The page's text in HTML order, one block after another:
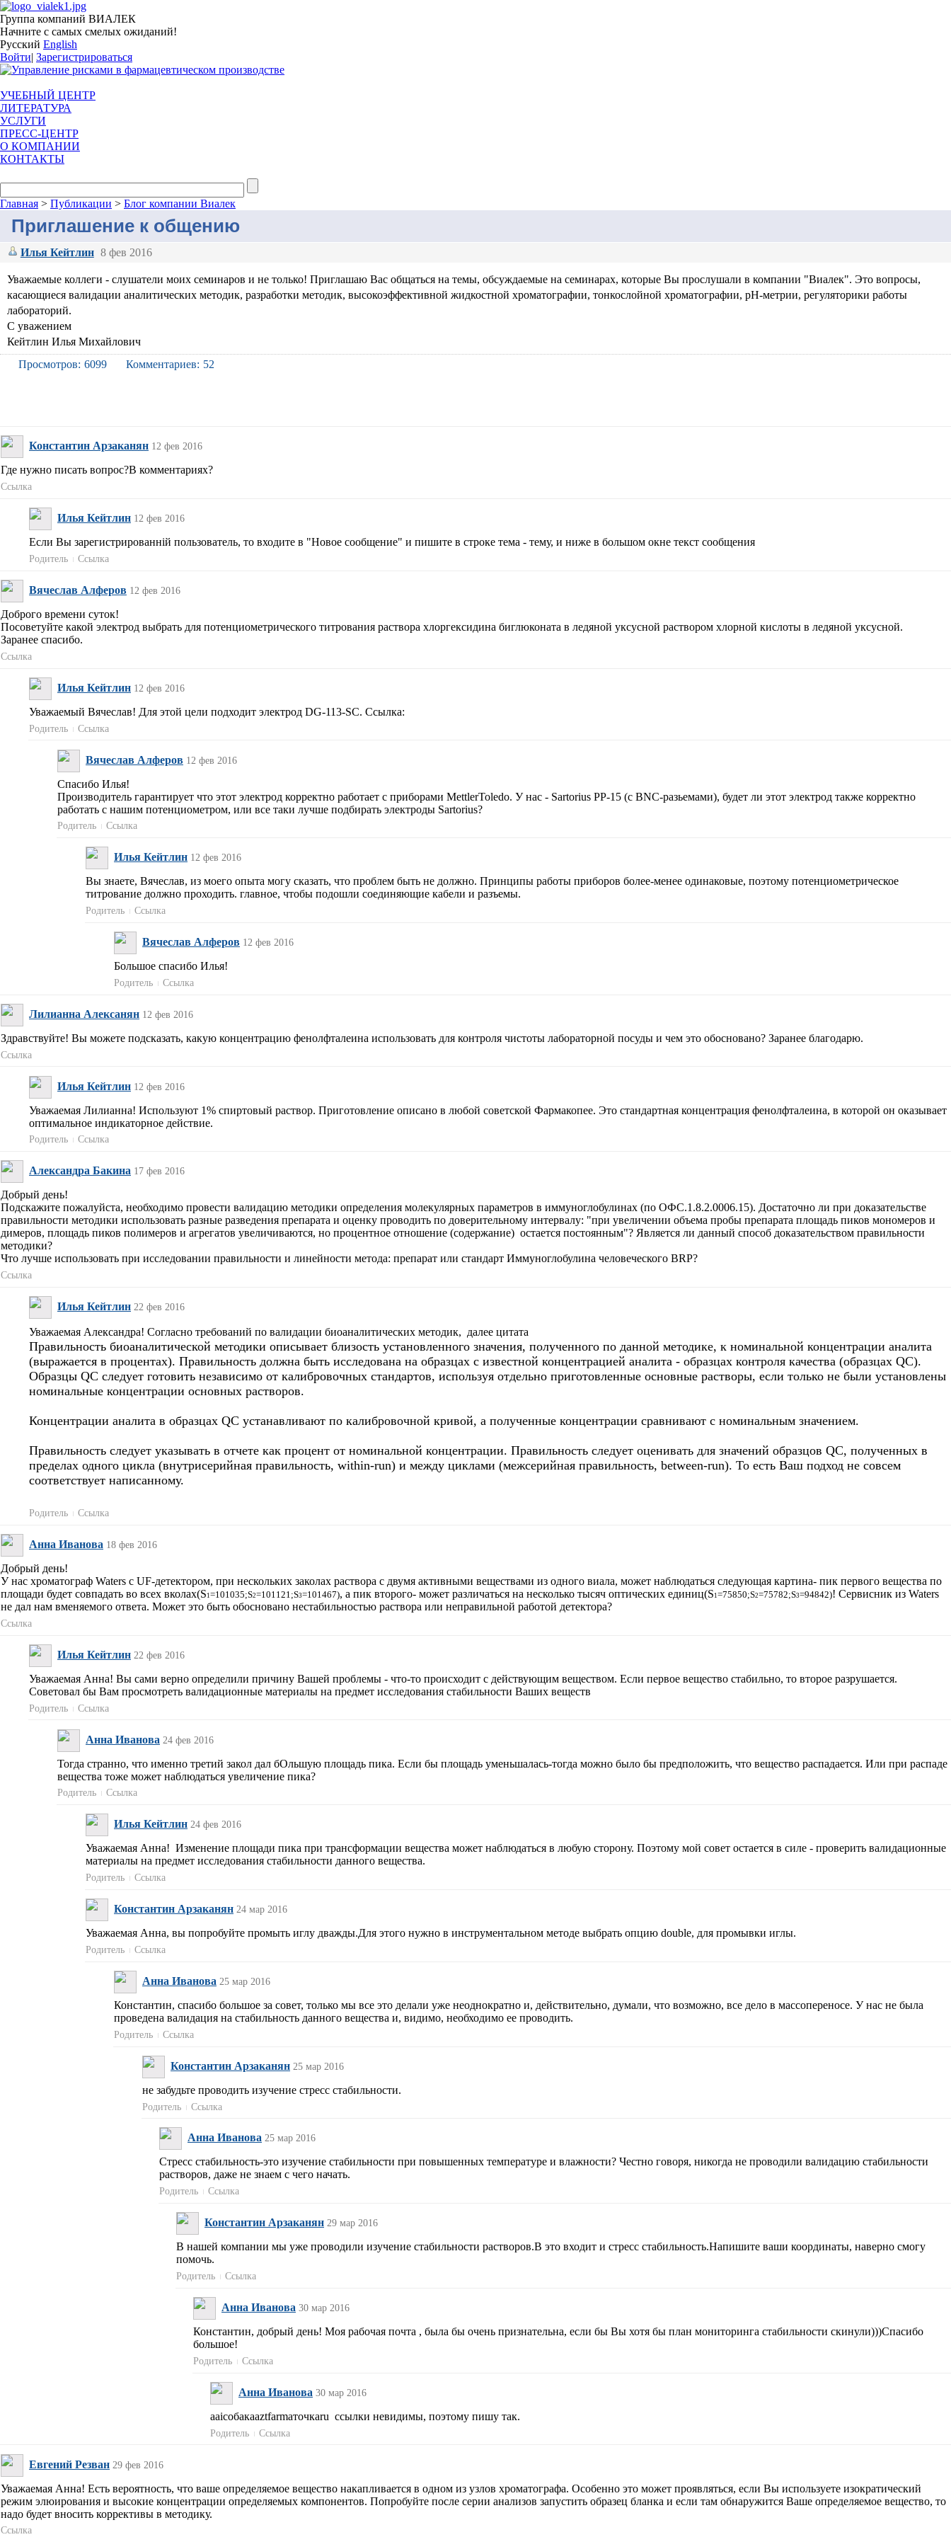
Группа компаний ВИАЛЕК
Начните с самых смелых ожиданий!
Русский English
Войти| Зарегистрироваться
УЧЕБНЫЙ ЦЕНТР
ЛИТЕРАТУРА
УСЛУГИ
ПРЕСС-ЦЕНТР
О КОМПАНИИ
КОНТАКТЫ
Главная > Публикации > Блог компании Виалек
Приглашение к общению
Илья Кейтлин 8 фев 2016
Уважаемые коллеги - слушатели моих семинаров и не только! Приглашаю Вас общаться на темы, обсуждаемые на семинарах, которые Вы прослушали в компании "Виалек". Это вопросы,
касающиеся валидации аналитических методик, разработки методик, высокоэффективной жидкостной хроматографии, тонкослойной хроматографии, рН-метрии, регуляторики работы
лабораторий.
С уважением
Кейтлин Илья Михайлович
Просмотров: 6099 Комментариев: 52
Константин Арзаканян 12 фев 2016
Где нужно писать вопрос?В комментариях?
Ссылка
Илья Кейтлин 12 фев 2016
Если Вы зарегистрированній пользователь, то входите в "Новое сообщение" и пишите в строке тема - тему, и ниже в большом окне текст сообщения
Родитель Ссылка
Вячеслав Алферов 12 фев 2016
Доброго времени суток!
Посоветуйте какой электрод выбрать для потенциометрического титрования раствора хлоргексидина биглюконата в ледяной уксусной раствором хлорной кислоты в ледяной уксусной.
Заранее спасибо.
Ссылка
Илья Кейтлин 12 фев 2016
Уважаемый Вячеслав! Для этой цели подходит электрод DG-113-SC. Ссылка:
Родитель Ссылка
Вячеслав Алферов 12 фев 2016
Спасибо Илья!
Производитель гарантирует что этот электрод корректно работает с приборами MettlerToledo. У нас - Sartorius PP-15 (с BNC-разьемами), будет ли этот электрод также корректно
работать с нашим потенциометром, или все таки лучше подбирать электроды Sartorius?
Родитель Ссылка
Илья Кейтлин 12 фев 2016
Вы знаете, Вячеслав, из моего опыта могу сказать, что проблем быть не должно. Принципы работы приборов более-менее одинаковые, поэтому потенциометрическое
титрование должно проходить. главное, чтобы подошли соединяющие кабели и разъемы.
Родитель Ссылка
Вячеслав Алферов 12 фев 2016
Большое спасибо Илья!
Родитель Ссылка
Лилианна Алексанян 12 фев 2016
Здравствуйте! Вы можете подсказать, какую концентрацию фенолфталеина использовать для контроля чистоты лабораторной посуды и чем это обосновано? Заранее благодарю.
Ссылка
Илья Кейтлин 12 фев 2016
Уважаемая Лилианна! Используют 1% спиртовый раствор. Приготовление описано в любой советской Фармакопее. Это стандартная концентрация фенолфталеина, в которой он оказывает
оптимальное индикаторное действие.
Родитель Ссылка
Александра Бакина 17 фев 2016
Добрый день!
Подскажите пожалуйста, необходимо провести валидацию методики определения молекулярных параметров в иммуноглобулинах (по ОФС.1.8.2.0006.15). Достаточно ли при доказательстве
правильности методики использовать разные разведения препарата и оценку проводить по доверительному интервалу: "при увеличении объема пробы препарата площадь пиков мономеров и
димеров, площадь пиков полимеров и агрегатов увеличиваются, но процентное отношение (содержание) остается постоянным"? Является ли данный способ доказательством правильности
методики?
Что лучше использовать при исследовании правильности и линейности метода: препарат или стандарт Иммуноглобулина человеческого BRP?
Ссылка
Илья Кейтлин 22 фев 2016
Уважаемая Александра! Согласно требований по валидации биоаналитических методик, далее цитата
Правильность биоаналитической методики описывает близость установленного значения, полученного по данной методике, к номинальной концентрации аналита
(выражается в процентах). Правильность должна быть исследована на образцах с известной концентрацией аналита - образцах контроля качества (образцах QC).
Образцы QC следует готовить независимо от калибровочных стандартов, используя отдельно приготовленные основные растворы, если только не были установлены
номинальные концентрации основных растворов.
Концентрации аналита в образцах QC устанавливают по калибровочной кривой, а полученные концентрации сравнивают с номинальным значением.
Правильность следует указывать в отчете как процент от номинальной концентрации. Правильность следует оценивать для значений образцов QC, полученных в
пределах одного цикла (внутрисерийная правильность, within-run) и между циклами (межсерийная правильность, between-run). То есть Ваш подход не совсем
соответствует написанному.
Родитель Ссылка
Анна Иванова 18 фев 2016
Добрый день!
У нас хроматограф Waters с UF-детектором, при нескольких заколах раствора с двумя активными веществами из одного виала, может наблюдаться следующая картина- пик первого вещества по
площади будет совпадать во всех вколах(S 1=101035;S2=101121;S3=101467), а пик второго- может различаться на несколько тысяч оптических единиц(S 1=75850;S2=75782;S3=94842)! Сервисник из Waters
не дал нам вменяемого ответа. Может это быть обосновано нестабильностью раствора или неправильной работой детектора?
Ссылка
Илья Кейтлин 22 фев 2016
Уважаемая Анна! Вы сами верно определили причину Вашей проблемы - что-то происходит с действующим веществом. Если первое вещество стабильно, то второе разрушается.
Советовал бы Вам просмотреть валидационные материалы на предмет исследования стабильности Ваших веществ
Родитель Ссылка
Анна Иванова 24 фев 2016
Тогда странно, что именно третий закол дал бОльшую площадь пика. Если бы площадь уменьшалась-тогда можно было бы предположить, что вещество распадается. Или при распаде
вещества тоже может наблюдаться увеличение пика?
Родитель Ссылка
Илья Кейтлин 24 фев 2016
Уважаемая Анна! Изменение площади пика при трансформации вещества может наблюдаться в любую сторону. Поэтому мой совет остается в силе - проверить валидационные
материалы на предмет исследования стабильности данного вещества.
Родитель Ссылка
Константин Арзаканян 24 мар 2016
Уважаемая Анна, вы попробуйте промыть иглу дважды.Для этого нужно в инструментальном методе выбрать опцию double, для промывки иглы.
Родитель Ссылка
Анна Иванова 25 мар 2016
Константин, спасибо большое за совет, только мы все это делали уже неоднократно и, действительно, думали, что возможно, все дело в массопереносе. У нас не была
проведена валидация на стабильность данного вещества и, видимо, необходимо ее проводить.
Родитель Ссылка
Константин Арзаканян 25 мар 2016
не забудьте проводить изучение стресс стабильности.
Родитель Ссылка
Анна Иванова 25 мар 2016
Стресс стабильность-это изучение стабильности при повышенных температуре и влажности? Честно говоря, никогда не проводили валидацию стабильности
растворов, даже не знаем с чего начать.
Родитель Ссылка
Константин Арзаканян 29 мар 2016
В нашей компании мы уже проводили изучение стабильности растворов.В это входит и стресс стабильность.Напишите ваши координаты, наверно смогу
помочь.
Родитель Ссылка
Анна Иванова 30 мар 2016
Константин, добрый день! Моя рабочая почта , была бы очень признательна, если бы Вы хотя бы план мониторинга стабильности скинули)))Спасибо
большое!
Родитель Ссылка
Анна Иванова 30 мар 2016
aaiсобакаaztfarmaточкаru ссылки невидимы, поэтому пишу так.
Родитель Ссылка
Евгений Резван 29 фев 2016
Уважаемая Анна! Есть вероятность, что ваше определяемое вещество накапливается в одном из узлов хроматографа. Особенно это может проявляться, если Вы используете изократический
режим элюирования и высокие концентрации определяемых компонентов. Попробуйте после серии анализов запустить образец бланка и если там обнаружится Ваше определяемое вещество, то
надо будет вносить коррективы в методику.
Ссылка